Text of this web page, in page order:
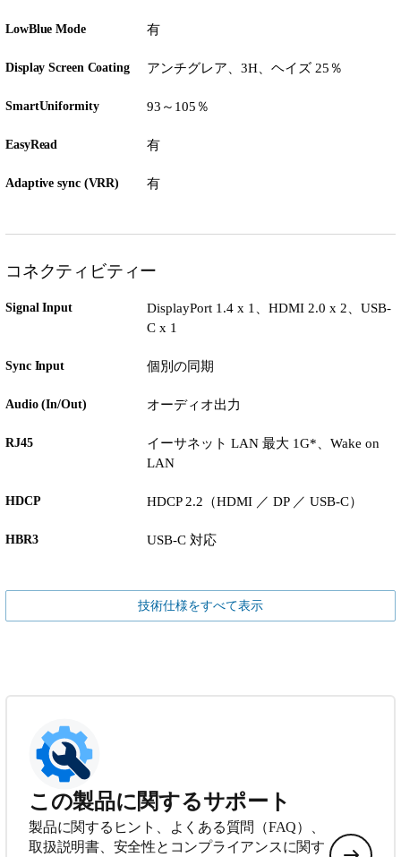
LowBlue Mode 有
Display Screen Coating アンチグレア、3H、ヘイズ 25％
SmartUniformity 93～105％
EasyRead 有
Adaptive sync (VRR) 有
コネクティビティー
Signal Input
DisplayPort 1.4 x 1、HDMI 2.0 x 2、USB-
C x 1
Sync Input 個別の同期
Audio (In/Out) オーディオ出力
RJ45
イーサネット LAN 最大 1G*、Wake on
LAN
HDCP HDCP 2.2（HDMI ／ DP ／ USB-C）
HBR3 USB-C 対応
技術仕様をすべて表示
この製品に関するサポート
製品に関するヒント、よくある質問（FAQ）、
取扱説明書、安全性とコンプライアンスに関す